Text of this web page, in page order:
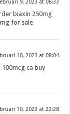
9, 2023 at 06:33
biaxin 250mg
for sale
10, 2023 at 08:04
ca buy
10, 2023 at 22:28